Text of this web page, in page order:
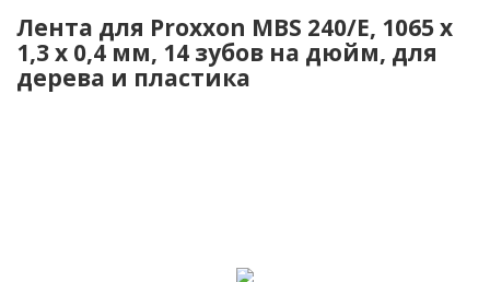
Лента для Proxxon MBS 240/E, 1065 х
1,3 х 0,4 мм, 14 зубов на дюйм, для
дерева и пластика